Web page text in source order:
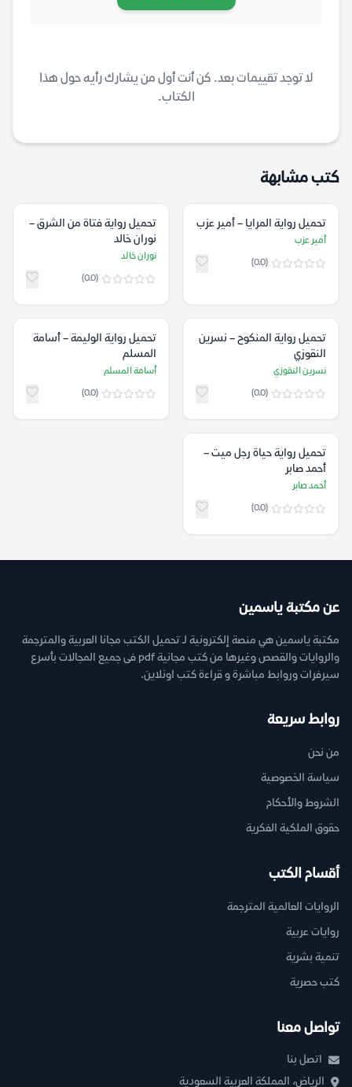
لا توجد تقييمات بعد. كن أنت أول من يشارك رأيه حول هذا
الكتاب.
كتب مشابهة
تحميل رواية المرايا – أمير عزب
أمير عزب
(0.0)
تحميل رواية فتاة من الشرق –
نوران خالد
نوران خالد
(0.0)
تحميل رواية المنكوح – نسرين
النقوزي
نسرين النقوزي
(0.0)
تحميل رواية الوليمة – أسامة
المسلم
أسامة المسلم
(0.0)
تحميل رواية حياة رجل ميت –
أحمد صابر
أحمد صابر
(0.0)
عن مكتبة ياسمين
مكتبة ياسمين هي منصة إلكترونية لـ تحميل الكتب مجانا العربية والمترجمة
والروايات والقصص وغيرها من كتب مجانية pdf فى جميع المجالات بأسرع
سيرفرات وروابط مباشرة و قراءة كتب اونلاين.
روابط سريعة
من نحن
سياسة الخصوصية
الشروط والأحكام
حقوق الملكية الفكرية
أقسام الكتب
الروايات العالمية المترجمة
روايات عربية
تنمية بشرية
كتب حصرية
تواصل معنا
اتصل بنا
الرياض، المملكة العربية السعودية